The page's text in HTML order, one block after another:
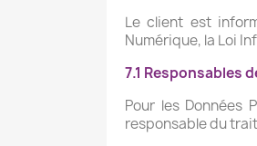
Le client est
Numérique, la Loi
7.1 Responsables
Pour les Données
responsable du